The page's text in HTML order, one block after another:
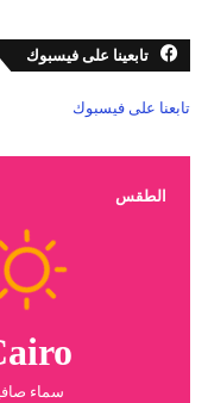
تابعينا على فيسبوك
تابعنا على فيسبوك
الطقس
سماء